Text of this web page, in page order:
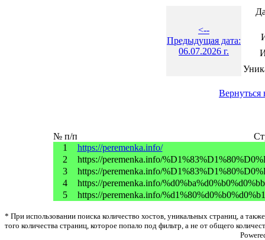
<--
Предыдущая дата:
06.07.2026 г.
Вернуться
№ п/п
1
https://peremenka.info/
2
https://peremenka.info/
3
https://peremenka.info/
4
https://peremenka.info/
5
https://peremenka.info/
* При использовании поиска количество хостов, уникальных страниц, а
того количества страниц, которое попало под фильтр, а не от общего